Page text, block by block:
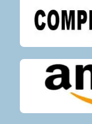
Descarga
Inmediata